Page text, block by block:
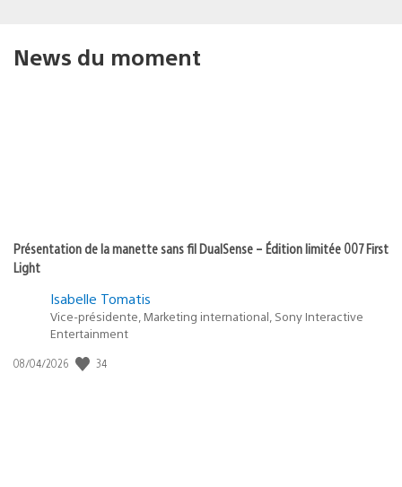
News du moment
Présentation de la manette sans fil DualSense – Édition limitée 007 First
Light
Isabelle Tomatis
Vice-présidente, Marketing international, Sony Interactive
Entertainment
Date
08/04/2026 34